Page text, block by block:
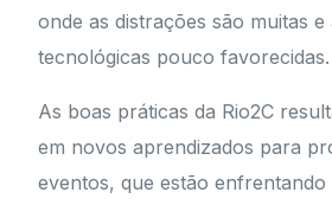
onde as distrações são muitas e
tecnológicas pouco favorecidas.
As boas práticas da Rio2C
em novos aprendizados para
eventos, que estão enfrentando